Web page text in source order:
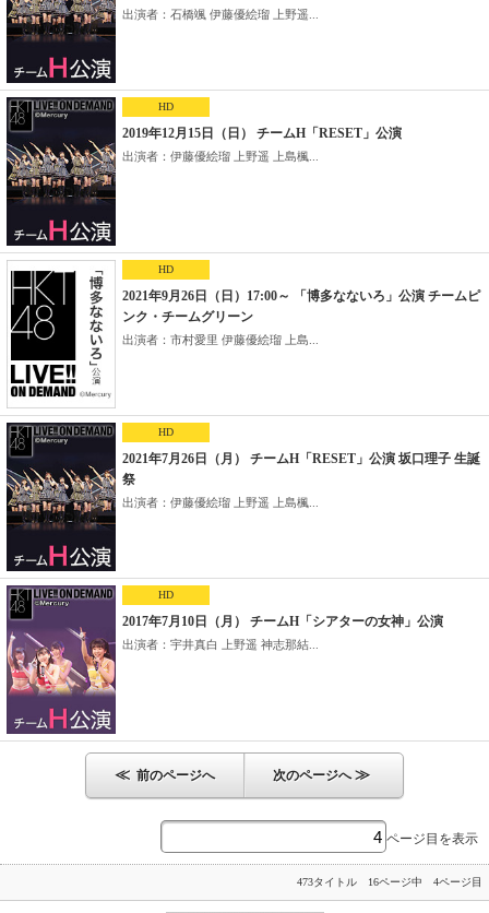
出演者：石橋颯 伊藤優絵瑠 上野遥...
HD
2019年12月15日（日） チームH「RESET」公演
出演者：伊藤優絵瑠 上野遥 上島楓...
HD
2021年9月26日（日）17:00～ 「博多なないろ」公演 チームピ
ンク・チームグリーン
出演者：市村愛里 伊藤優絵瑠 上島...
HD
2021年7月26日（月） チームH「RESET」公演 坂口理子 生誕
祭
出演者：伊藤優絵瑠 上野遥 上島楓...
HD
2017年7月10日（月） チームH「シアターの女神」公演
出演者：宇井真白 上野遥 神志那結...
≪ 前のページへ 次のページへ≫
ページ目を表示
473タイトル 16ページ中 4ページ目